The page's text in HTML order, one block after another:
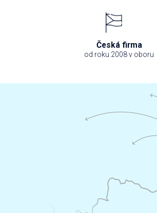
Česká firma
od roku 2008 v oboru